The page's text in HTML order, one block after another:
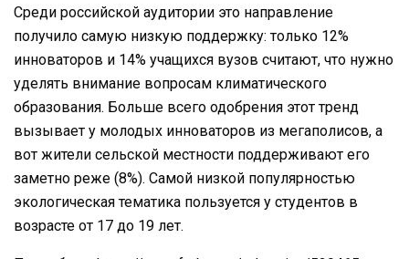
Среди российской аудитории это направление
получило самую низкую поддержку: только 12%
инноваторов и 14% учащихся вузов считают, что нужно
уделять внимание вопросам климатического
образования. Больше всего одобрения этот тренд
вызывает у молодых инноваторов из мегаполисов, а
вот жители сельской местности поддерживают его
заметно реже (8%). Самой низкой популярностью
экологическая тематика пользуется у студентов в
возрасте от 17 до 19 лет.